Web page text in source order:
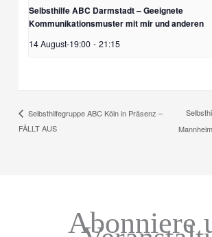
Selbsthilfe ABC Darmstadt – Geeignete
Kommunikationsmuster mit mir und anderen
14 August-19:00 - 21:15
Selbsthilfegruppe ABC Köln in Präsenz –
FÄLLT AUS
Mannheim
Abonniere